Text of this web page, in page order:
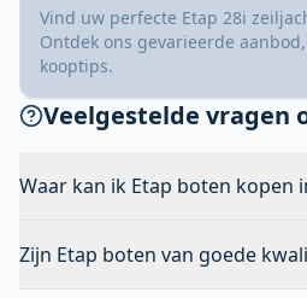
Vind uw perfecte Etap 28i
Ontdek ons gevarieerde
kooptips.
Veelgestelde vragen
Waar kan ik Etap boten kopen
Zijn Etap boten van goede